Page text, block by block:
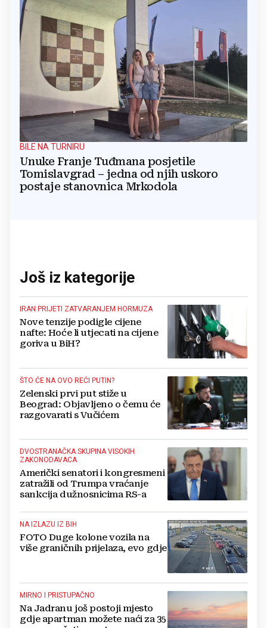
BILE NA TURNIRU
Unuke Franje Tuđmana posjetile
Tomislavgrad – jedna od njih uskoro
postaje stanovnica Mrkodola
Još iz kategorije
IRAN PRIJETI ZATVARANJEM HORMUZA
Nove tenzije podigle cijene
nafte: Hoće li utjecati na cijene
goriva u BiH?
ŠTO ĆE NA OVO REĆI PUTIN?
Zelenski prvi put stiže u
Beograd: Objavljeno o čemu će
razgovarati s Vučićem
DVOSTRANAČKA SKUPINA VISOKIH
ZAKONODAVACA
Američki senatori i kongresmeni
zatražili od Trumpa vraćanje
sankcija dužnosnicima RS-a
NA IZLAZU IZ BIH
FOTO Duge kolone vozila na
više graničnih prijelaza, evo gdje
MIRNO I PRISTUPAČNO
Na Jadranu još postoji mjesto
gdje apartman možete naći za 35